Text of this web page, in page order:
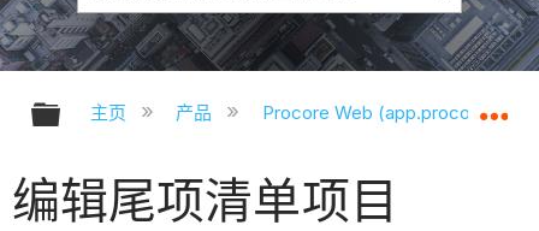
扩展/隐缩全局层次
主页 产品 Procore Web
编辑尾项清单项目